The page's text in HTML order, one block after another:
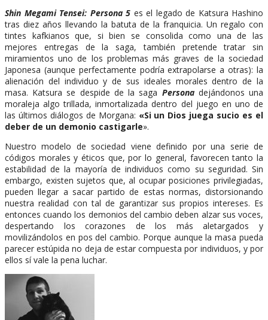
Shin Megami Tensei: Persona 5 es el legado de Katsura Hashino
tras diez años llevando la batuta de la franquicia. Un regalo con
tintes kafkianos que, si bien se consolida como una de las
mejores entregas de la saga, también pretende tratar sin
miramientos uno de los problemas más graves de la sociedad
Japonesa (aunque perfectamente podría extrapolarse a otras): la
alienación del individuo y de sus ideales morales dentro de la
masa. Katsura se despide de la saga Personadejándonos una
moraleja algo trillada, inmortalizada dentro del juego en uno de
las últimos diálogos de Morgana: «Si un Dios juega sucio es el
deber de un demonio castigarle».
Nuestro modelo de sociedad viene definido por una serie de
códigos morales y éticos que, por lo general, favorecen tanto la
estabilidad de la mayoría de individuos como su seguridad. Sin
embargo, existen sujetos que, al ocupar posiciones privilegiadas,
pueden llegar a sacar partido de estas normas, distorsionando
nuestra realidad con tal de garantizar sus propios intereses. Es
entonces cuando los demonios del cambio deben alzar sus voces,
despertando los corazones de los más aletargados y
movilizándolos en pos del cambio. Porque aunque la masa pueda
parecer estúpida no deja de estar compuesta por individuos, y por
ellos sí vale la pena luchar.